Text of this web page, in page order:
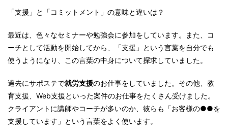
「支援」と「コミットメント」の意味と違いは？
最近は、色々なセミナーや勉強会に参加をしています。また、コ
ーチとして活動を開始してから、「支援」という言葉を自分でも
使うようになり、この言葉の中身について探求していました。
過去にサポステで就労支援のお仕事をしていました。その他、教
育支援、Web支援といった案件のお仕事をたくさん受けました。
クライアントに講師やコーチが多いのか、彼らも「お客様の●●を
支援しています」という言葉をよく使います。